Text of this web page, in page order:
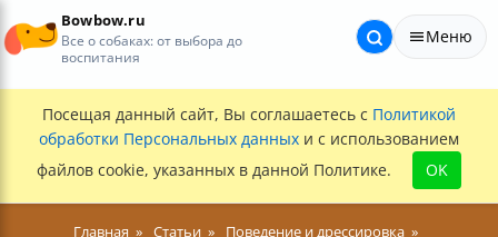
Bowbow.ru
Все о собаках: от выбора до
воспитания
Меню
Посещая данный сайт, Вы соглашаетесь с Политикой
обработки Персональных данных и с использованием
файлов cookie, указанных в данной Политике.
OK
Главная Статьи
Поведение и дрессировка